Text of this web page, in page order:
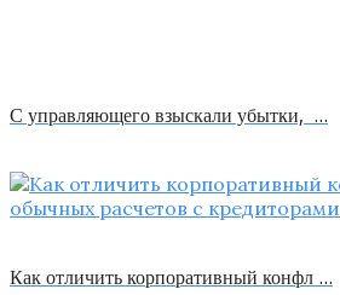
С управляющего взыскали убытки, …
Как отличить корпоративный конфл …